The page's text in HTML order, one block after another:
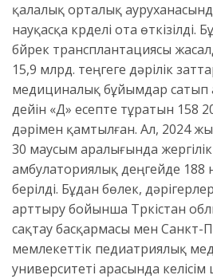
қалалық орталық
науқасқа күрделі ота өткізілді.
бүйрек трансплантациясы
15,9 млрд. теңгеге дәрілік
медициналық бұйымдар сатып
дейін «Д» есепте тұратын 158
дәрімен қамтылған. Ал, 2024
30 маусым аралығында
амбулаториялық деңгейде 188
берілді. Бұдан бөлек,
арттыру бойынша Түркістан
сақтау басқармасы мен Санкт-
мемлекеттік педиатриялық
университеті арасында